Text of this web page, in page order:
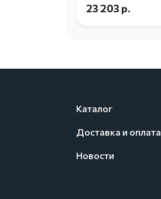
23 203 р.
Каталог
Доставка и оплата
Новости